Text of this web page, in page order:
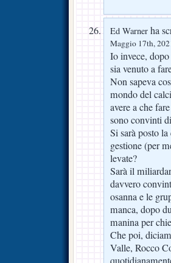
Ed Warner ha
Maggio 17th,
Io invece,
sia venuto a
Non sapeva
mondo del
avere a che
sono convinti
Si sarà posto
gestione (per
levate?
Sarà il
davvero
osanna e le
manca, dopo
manina per
Che poi,
Valle, Rocco